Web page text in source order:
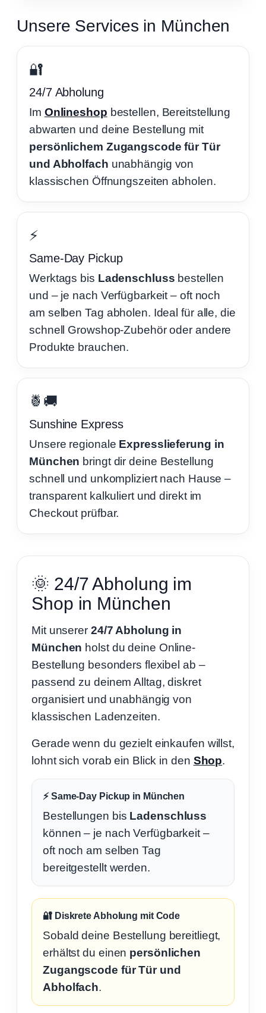
Unsere Services in München
🔐
24/7 Abholung
Im Onlineshop bestellen, Bereitstellung
abwarten und deine Bestellung mit
persönlichem Zugangscode für Tür
und Abholfach unabhängig von
klassischen Öffnungszeiten abholen.
⚡
Same-Day Pickup
Werktags bis Ladenschluss bestellen
und – je nach Verfügbarkeit – oft noch
am selben Tag abholen. Ideal für alle, die
schnell Growshop-Zubehör oder andere
Produkte brauchen.
🍍🚚
Sunshine Express
Unsere regionale Expresslieferung in
München bringt dir deine Bestellung
schnell und unkompliziert nach Hause –
transparent kalkuliert und direkt im
Checkout prüfbar.
🌞 24/7 Abholung im
Shop in München
Mit unserer 24/7 Abholung in
München holst du deine Online-
Bestellung besonders flexibel ab –
passend zu deinem Alltag, diskret
organisiert und unabhängig von
klassischen Ladenzeiten.
Gerade wenn du gezielt einkaufen willst,
lohnt sich vorab ein Blick in den Shop.
⚡ Same-Day Pickup in München
Bestellungen bis Ladenschluss
können – je nach Verfügbarkeit –
oft noch am selben Tag
bereitgestellt werden.
🔐 Diskrete Abholung mit Code
Sobald deine Bestellung bereitliegt,
erhältst du einen persönlichen
Zugangscode für Tür und
Abholfach.